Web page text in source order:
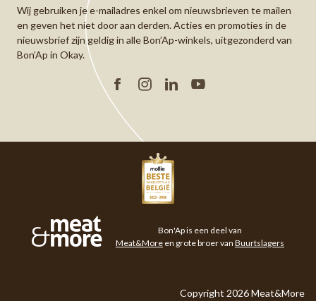
Wij gebruiken je e-mailadres enkel om nieuwsbrieven te mailen
en geven het niet door aan derden. Acties en promoties in de
nieuwsbrief zijn geldig in alle Bon’Ap-winkels, uitgezonderd van
Bon’Ap in Okay.
FacebookInstagram
Linkedin
Bon'Ap is een deel van
Meat&More en grote broer van Buurtslagers
Copyright 2026 Meat&More